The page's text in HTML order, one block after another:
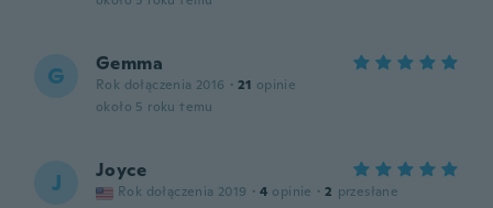
G Gemma
Rok dołączenia 2016 · 21 opinie
około 5 roku temu
J Joyce
Rok dołączenia 2019 · 4 opinie · 2 przesłane